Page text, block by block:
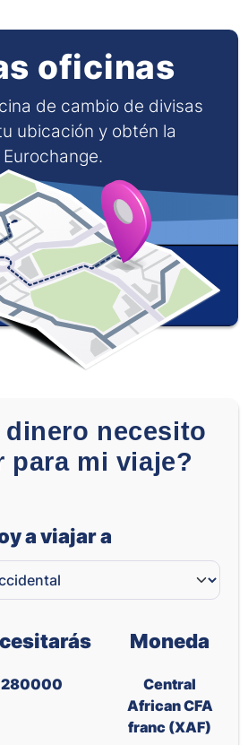
oficinas
de cambio de divisas
ubicación y obtén la
necesito
para mi viaje?
a viajar a
280000
Moneda
Central
African CFA
franc (XAF)